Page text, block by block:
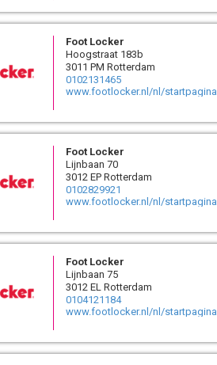
Foot Locker
Hoogstraat 183b
3011 PM Rotterdam
0102131465
www.footlocker.nl/nl/startpagina
Foot Locker
Lijnbaan 70
3012 EP Rotterdam
0102829921
www.footlocker.nl/nl/startpagina
Foot Locker
Lijnbaan 75
3012 EL Rotterdam
0104121184
www.footlocker.nl/nl/startpagina